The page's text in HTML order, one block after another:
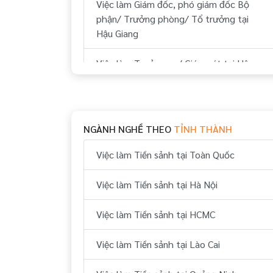
Việc làm Giám đốc, phó giám đốc Bộ
phận/ Trưởng phòng/ Tổ trưởng tại
Hậu Giang
Việc làm Trưởng ca/ Giám sát tại Hậu
Việc làm Đào tạo viên tại Hậu Giang
Việc làm Trợ lý, thư ký tại Hậu Giang
Việc làm Nhân viên tại Hậu Giang
NGÀNH NGHỀ THEO TỈNH THÀNH
Việc làm Tiền sảnh tại Toàn Quốc
Việc làm Tiền sảnh tại Hà Nội
Việc làm Tiền sảnh tại HCMC
Việc làm Tiền sảnh tại Lào Cai